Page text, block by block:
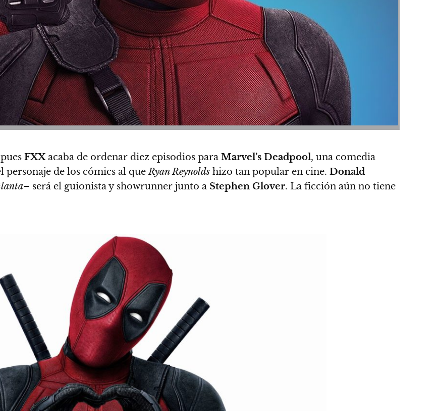
FXXacaba de ordenar diez episodios para Marvel’s Deadpool, una comedia
personaje de los cómics al queRyan Reynolds hizo tan popular en cine. Donald
– será el guionista y showrunner junto a Stephen Glover. La ficción aún no tiene